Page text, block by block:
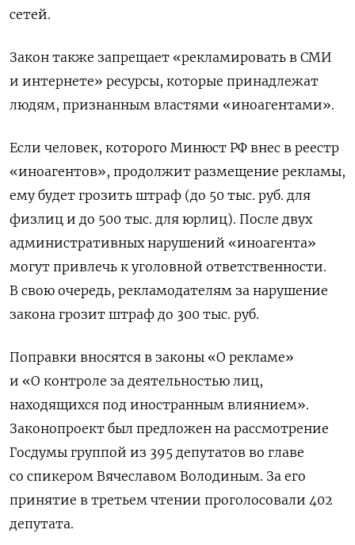
сетей.
Закон также запрещает «рекламировать в СМИ
и интернете» ресурсы, которые принадлежат
людям, признанным властями «иноагентами».
Если человек, которого Минюст РФ внес в реестр
«иноагентов», продолжит размещение рекламы,
ему будет грозить штраф (до 50 тыс. руб. для
физлиц и до 500 тыс. для юрлиц). После двух
административных нарушений «иноагента»
могут привлечь к уголовной ответственности.
В свою очередь, рекламодателям за нарушение
закона грозит штраф до 300 тыс. руб.
Поправки вносятся в законы «О рекламе»
и «О контроле за деятельностью лиц,
находящихся под иностранным влиянием».
Законопроект был предложен на рассмотрение
Госдумы группой из 395 депутатов во главе
со спикером Вячеславом Володиным. За его
принятие в третьем чтении проголосовали 402
депутата.